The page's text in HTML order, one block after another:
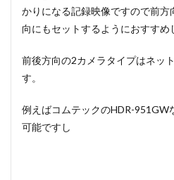
かりになる記録映像ですので前
向にもセットするようにおすすめ
前後方向の2カメラタイプはネッ
す。
例えばコムテックのHDR-951GW
可能ですし